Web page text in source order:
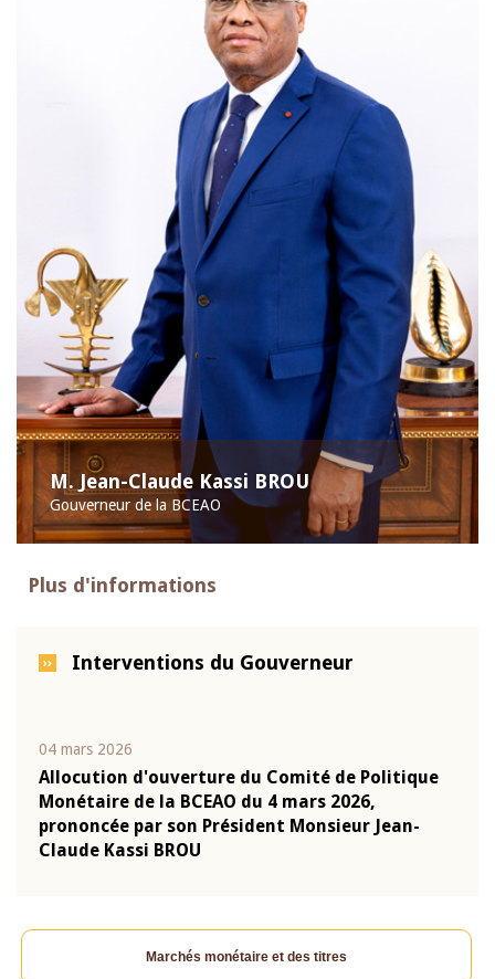
M. Jean-Claude Kassi BROU
Gouverneur de la BCEAO
Plus d'informations
Interventions du Gouverneur
04 mars 2026
Allocution d'ouverture du Comité de Politique
Monétaire de la BCEAO du 4 mars 2026,
prononcée par son Président Monsieur Jean-
Claude Kassi BROU
Marchés monétaire et des titres